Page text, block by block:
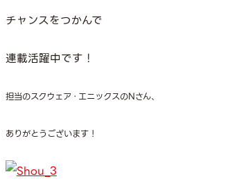
チャンスをつかんで
連載活躍中です！
担当のスクウェア・エニックスのNさん、
ありがとうございます！